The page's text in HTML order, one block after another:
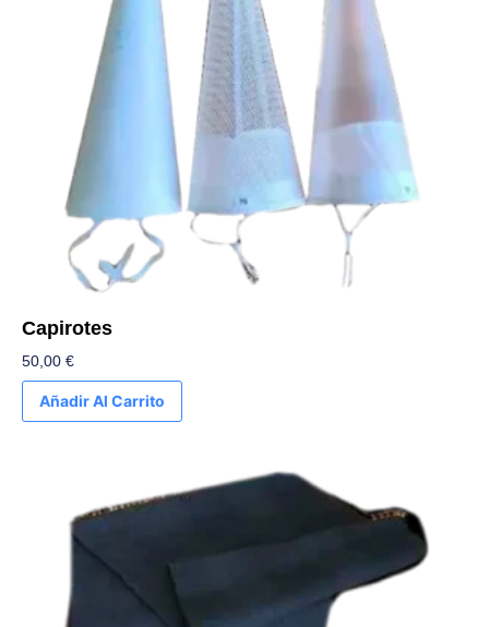
Capirotes
50,00 €
Añadir Al Carrito